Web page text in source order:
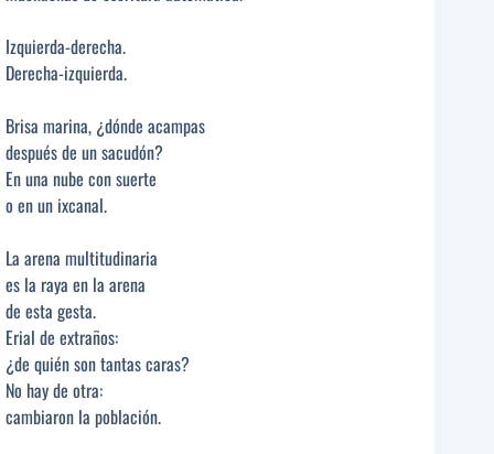
Izquierda-derecha.
Derecha-izquierda.
Brisa marina, ¿dónde acampas
después de un sacudón?
En una nube con suerte
o en un ixcanal.
La arena multitudinaria
es la raya en la arena
de esta gesta.
Erial de extraños:
¿de quién son tantas caras?
No hay de otra:
cambiaron la población.